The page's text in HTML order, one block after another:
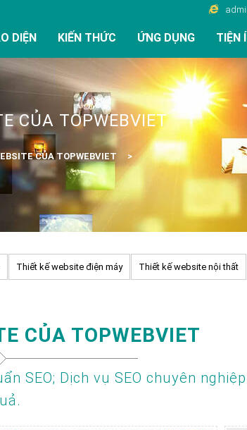
DIỆN KIẾN THỨC ỨNG DỤNG TIỆN
CỦA TOPWEBVIET
CỦA TOPWEBVIET
Thiết kế website điện máy Thiết kế website nội thất
CỦA TOPWEBVIET
SEO; Dịch vụ SEO chuyên